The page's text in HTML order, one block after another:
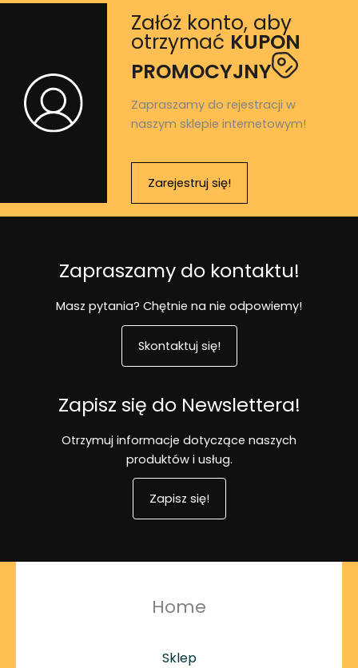
Załóż konto, aby
otrzymać KUPON
PROMOCYJNY
Zapraszamy do rejestracji w
naszym sklepie internetowym!
Zarejestruj się!
Zapraszamy do kontaktu!
Masz pytania? Chętnie na nie odpowiemy!
Skontaktuj się!
Zapisz się do Newslettera!
Otrzymuj informacje dotyczące naszych
produktów i usług.
Zapisz się!
Home
Sklep